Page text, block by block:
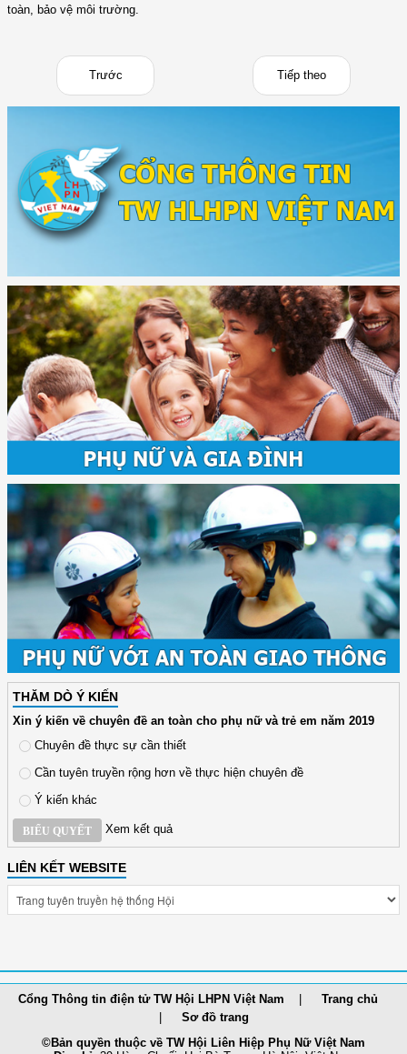
toàn, bảo vệ môi trường.
Trước Tiếp theo
THĂM DÒ Ý KIẾN
Xin ý kiến về chuyên đề an toàn cho phụ nữ và trẻ em năm 2019
Chuyên đề thực sự cần thiết
Cần tuyên truyền rộng hơn về thực hiện chuyên đề
Ý kiến khác
BIỂU QUYẾT Xem kết quả
LIÊN KẾT WEBSITE
Cổng Thông tin điện tử TW Hội LHPN Việt Nam
Trang chủ
Sơ đồ trang
©Bản quyền thuộc về TW Hội Liên Hiệp Phụ Nữ Việt Nam